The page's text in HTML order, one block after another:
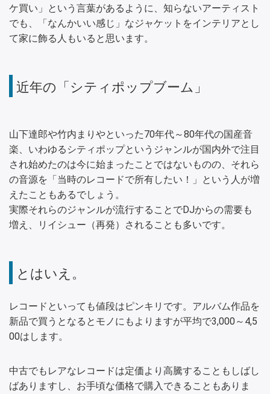
ケ買い」という言葉があるように、知らないアーティスト
でも、「なんかいい感じ」なジャケットをインテリアとし
て家に飾る人もいると思います。
近年の「シティポップブーム」
山下達郎や竹内まりやといった70年代～80年代の国産音
楽、いわゆるシティポップというジャンルが国内外で注目
され始めたのは今に始まったことではないものの、それら
の音源を「当時のレコードで所有したい！」という人が増
えたこともあるでしょう。
実際それらのジャンルが流行することでDJからの需要も
増え、リイシュー（再発）されることも多いです。
とはいえ。
レコードといっても値段はピンキリです。アルバム作品を
新品で買うとなるとモノにもよりますが平均で3,000～4,5
00はします。
中古でもレアなレコードは定価より高騰することもしばし
ばありますし、お手頃な価格で購入できることもありま